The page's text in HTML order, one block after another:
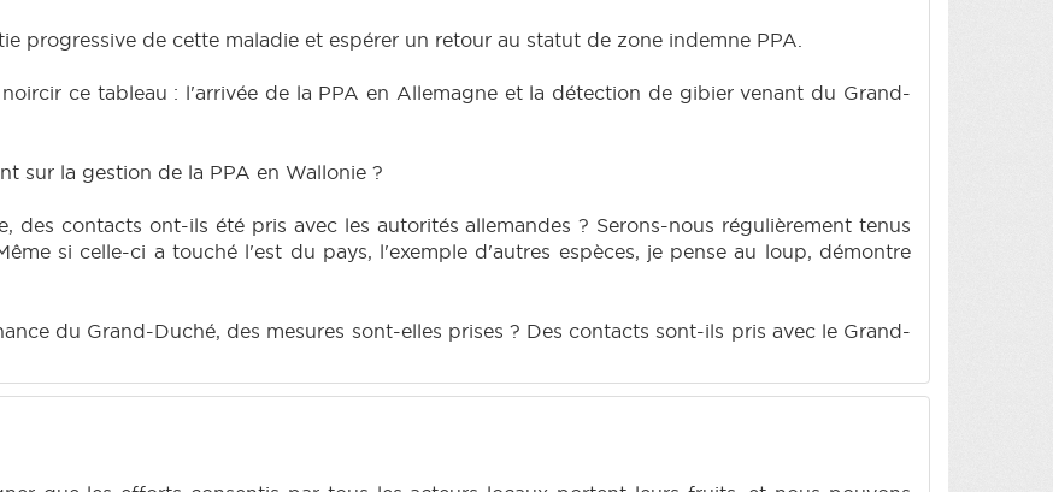
progressive de cette maladie et espérer un retour au statut de zone indemne PPA.
ce tableau : l'arrivée de la PPA en Allemagne et la détection de gibier venant du Grand-
sur la gestion de la PPA en Wallonie ?
des contacts ont-ils été pris avec les autorités allemandes ? Serons-nous régulièrement tenus
si celle-ci a touché l'est du pays, l'exemple d'autres espèces, je pense au loup, démontre
du Grand-Duché, des mesures sont-elles prises ? Des contacts sont-ils pris avec le Grand-